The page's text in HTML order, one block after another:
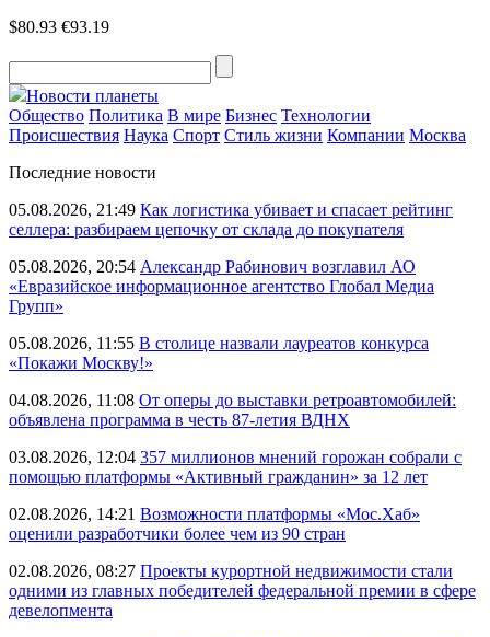
$80.93 €93.19
Новости планеты
Общество Политика В мире Бизнес Технологии
Происшествия Наука Спорт Стиль жизни Компании Москва
Последние новости
05.08.2026, 21:49 Как логистика убивает и спасает рейтинг
селлера: разбираем цепочку от склада до покупателя
05.08.2026, 20:54 Александр Рабинович возглавил АО
«Евразийское информационное агентство Глобал Медиа
Групп»
05.08.2026, 11:55 В столице назвали лауреатов конкурса
«Покажи Москву!»
04.08.2026, 11:08 От оперы до выставки ретроавтомобилей:
объявлена программа в честь 87-летия ВДНХ
03.08.2026, 12:04 357 миллионов мнений горожан собрали с
помощью платформы «Активный гражданин» за 12 лет
02.08.2026, 14:21 Возможности платформы «Мос.Хаб»
оценили разработчики более чем из 90 стран
02.08.2026, 08:27 Проекты курортной недвижимости стали
одними из главных победителей федеральной премии в сфере
девелопмента